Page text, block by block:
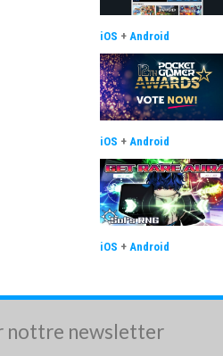
iOS + Android
iOS + Android
iOS + Android
nottre newsletter